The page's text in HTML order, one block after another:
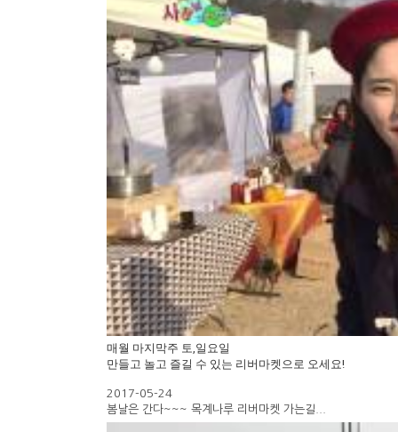
매월 마지막주 토,일요일
만들고 놀고 즐길 수 있는 리버마켓으로 오세요!
2017-05-24
봄날은 간다~~~ 목계나루 리버마켓 가는길...